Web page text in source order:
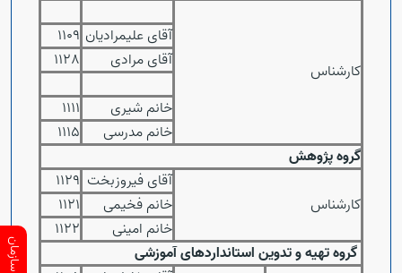
کارشناس
آقای علیمرادیان 1109
آقای مرادی
1128
خانم شیری
1111
خانم مدرسی
1115
گروه پژوهش
کارشناس
آقای فیروزبخت 1129
خانم فخیمی
1121
خانم امینی
1122
گروه تهیه و تدوین استانداردهای آموزشی